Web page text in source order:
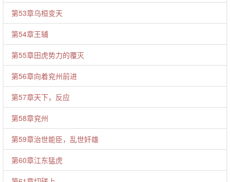
第53章乌桓变天
第54章王辅
第55章田虎势力的覆灭
第56章向着兖州前进
第57章天下，反应
第58章兖州
第59章治世能臣，乱世奸雄
第60章江东猛虎